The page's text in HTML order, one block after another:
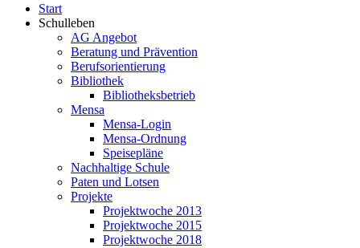
Start
Schulleben
AG Angebot
Beratung und Prävention
Berufsorientierung
Bibliothek
Bibliotheksbetrieb
Mensa
Mensa-Login
Mensa-Ordnung
Speisepläne
Nachhaltige Schule
Paten und Lotsen
Projekte
Projektwoche 2013
Projektwoche 2015
Projektwoche 2018